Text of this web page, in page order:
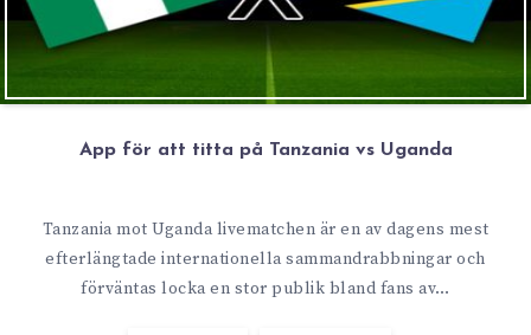
App för att titta på Tanzania vs Uganda
Tanzania mot Uganda livematchen är en av dagens mest
efterlängtade internationella sammandrabbningar och
förväntas locka en stor publik bland fans av…